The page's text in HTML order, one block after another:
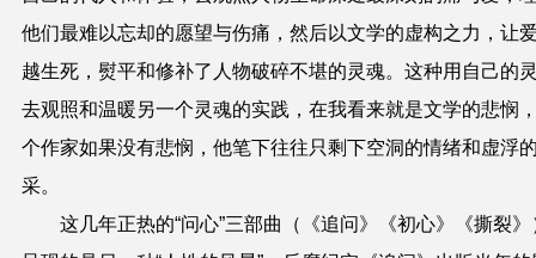
他们最难以忘却的愿望与伤痛，然后以文学的虚构之力，让
越生死，熨平和修补了人物破碎不堪的灵魂。这种用自己的
去观照和温暖另一个灵魂的实践，在我看来就是文学的悲悯
个作家如果没有悲悯，他笔下往往只剩下空洞的情绪和虚浮
采。
这几年正热的“问心”三部曲（《追问》《初心》《撕裂》